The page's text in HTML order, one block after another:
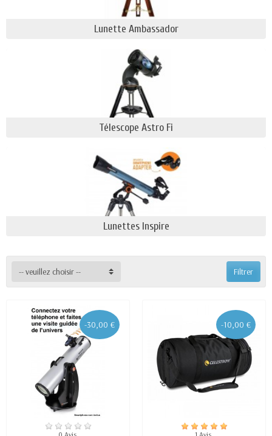
Lunette Ambassador
Télescope Astro Fi
Lunettes Inspire
Filtrer
-- veuillez choisir --
-30,00 € -10,00 €